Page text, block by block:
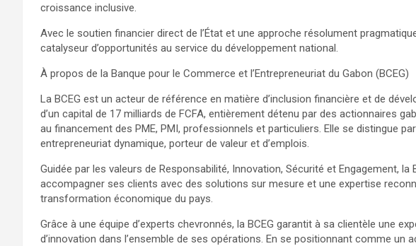
croissance inclusive.
Avec le soutien financier direct de l’État et une approche résolument
catalyseur d’opportunités au service du développement national.
À propos de la Banque pour le Commerce et l’Entrepreneuriat du Gabon (BCEG)
La BCEG est un acteur de référence en matière d’inclusion financière et de
d’un capital de 17 milliards de FCFA, entièrement détenu par des actionnaires
au financement des PME, PMI, professionnels et particuliers. Elle se distingue
entrepreneuriat dynamique, porteur de valeur et d’emplois.
Guidée par les valeurs de Responsabilité, Innovation, Sécurité et Engagement, la
accompagner ses clients avec des solutions sur mesure et une expertise
transformation économique du pays.
Grâce à une équipe d’experts chevronnés, la BCEG garantit à sa clientèle une
d’innovation dans l’ensemble de ses opérations. En se positionnant comme un